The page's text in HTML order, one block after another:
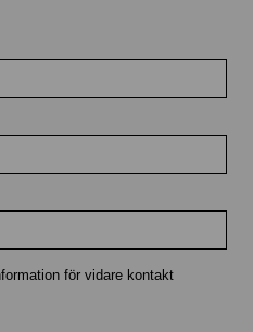
för vidare kontakt